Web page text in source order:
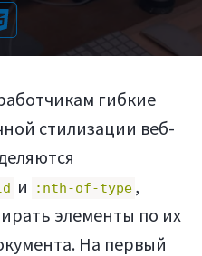
гибкие
стилизации веб-
и :nth-of-type ,
элементы по их
На первый